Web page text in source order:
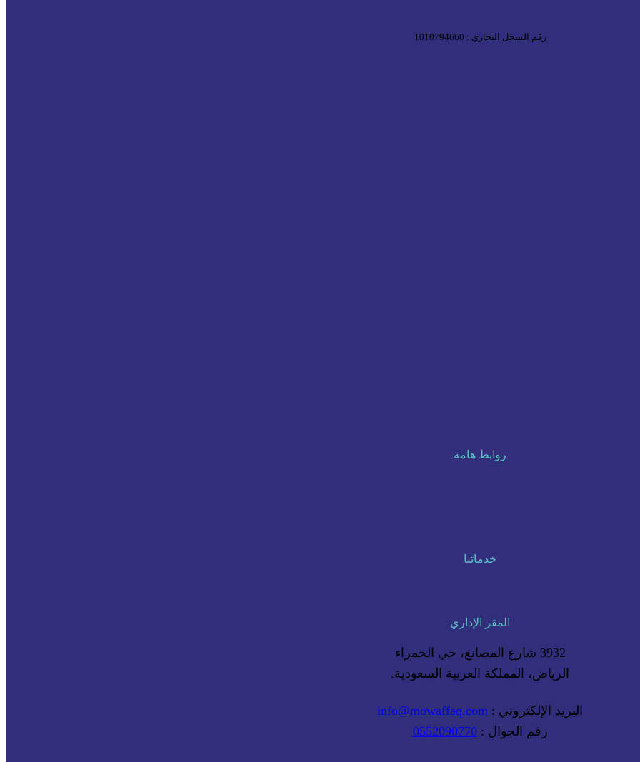
رقم السجل التجاري : 1010794660
روابط هامة
خدماتنا
المقر الإداري
3932 شارع المصانع، حي الحمراء
الرياض، المملكة العربية السعودية.
البريد الإلكتروني : info@mowaffaq.com
رقم الجوال :0552090770